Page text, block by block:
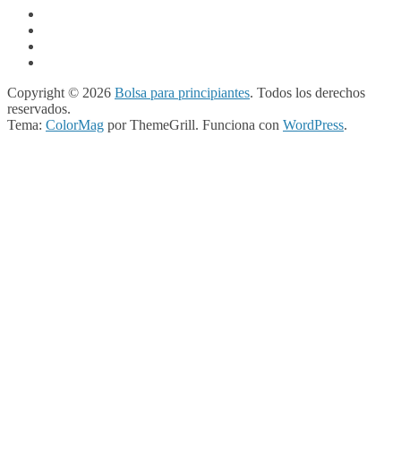
Copyright © 2026 Bolsa para principiantes. Todos los derechos
reservados.
Tema: ColorMag por ThemeGrill. Funciona con WordPress.